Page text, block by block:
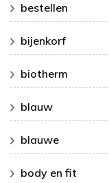
bestellen
bijenkorf
biotherm
blauw
blauwe
body en fit